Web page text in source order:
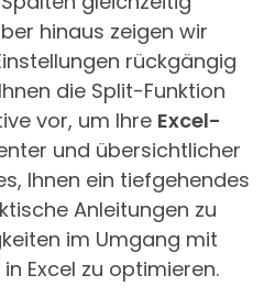
hinaus zeigen wir
rückgängig
die Split-Funktion
vor, um Ihre Excel-
und übersichtlicher
Ihnen ein tiefgehendes
Anleitungen zu
im Umgang mit
Excel zu optimieren.